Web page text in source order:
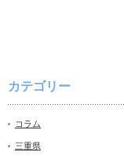
カテゴリー
コラム
三重県